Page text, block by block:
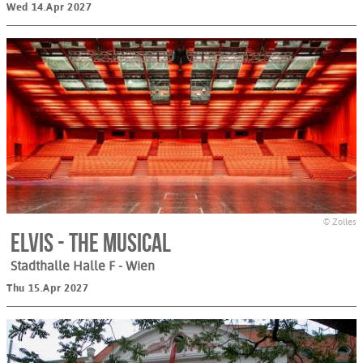
Wed 14.Apr 2027
© Zolles
ELVIS - The Musical
Stadthalle Halle F - Wien
Thu 15.Apr 2027